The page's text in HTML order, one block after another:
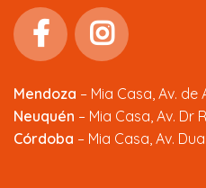
Mendoza – Mia Casa, Av. de
Neuquén – Mia Casa, Av. Dr
Córdoba – Mia Casa, Av.